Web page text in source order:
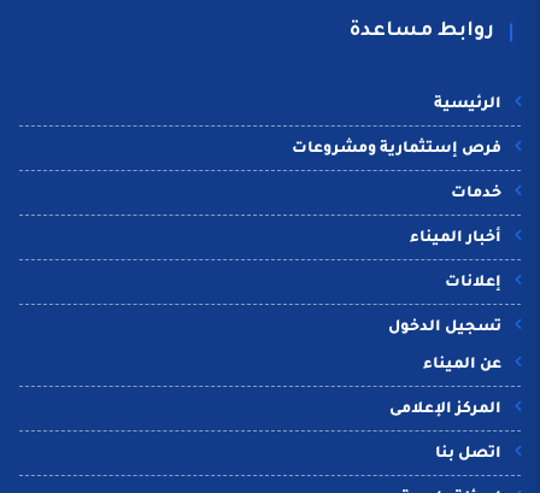
روابط مساعدة
الرئيسية
فرص إستثمارية ومشروعات
خدمات
أخبار الميناء
إعلانات
تسجيل الدخول
عن الميناء
المركز الإعلامى
اتصل بنا